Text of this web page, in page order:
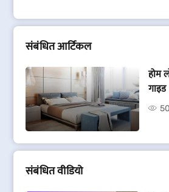
संबंधित आर्टिकल
होम
गाइड
संबं​धित वीडियो